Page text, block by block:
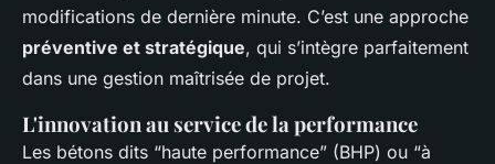
modifications de dernière minute. C’est une approche
préventive et stratégique, qui s’intègre parfaitement
dans une gestion maîtrisée de projet.
L'innovation au service de la performance
Les bétons dits “haute performance” (BHP) ou “à